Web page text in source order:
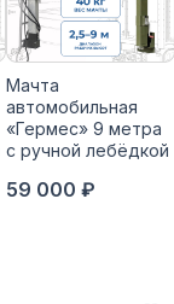
Мачта
автомобильная
«Гермес» 9 метра
с ручной лебёдкой
59 000 ₽